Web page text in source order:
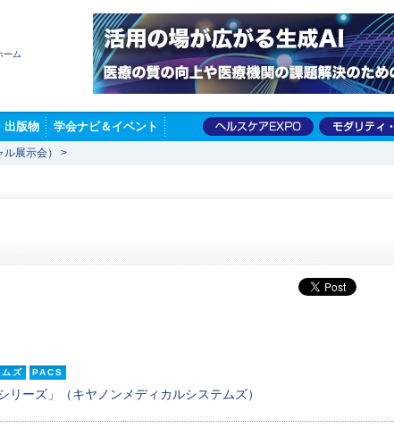
ーム
出版物 学会ナビ＆イベント
展示会） >
ムズ PACS
リーズ」（キヤノンメディカルシステムズ）